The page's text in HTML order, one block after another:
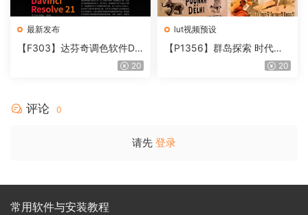
最新发布
【F303】达芬奇调色软件Da
Vinci Resolve Studio21.0.320
lut视频预设
【P1356】群岛探索 时代马
戏团 – QUEST 60 调色预设A
20
评论 0
请先 登录
常用软件与安装教程